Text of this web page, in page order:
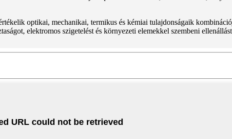
optikai, mechanikai, termikus és kémiai tulajdonságaik
elektromos szigetelést és környezeti elemekkel szembeni